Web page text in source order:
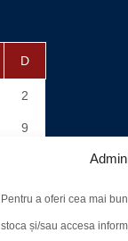
Pentru a oferi cea mai
stoca și/sau accesa
D
2
9
23
30